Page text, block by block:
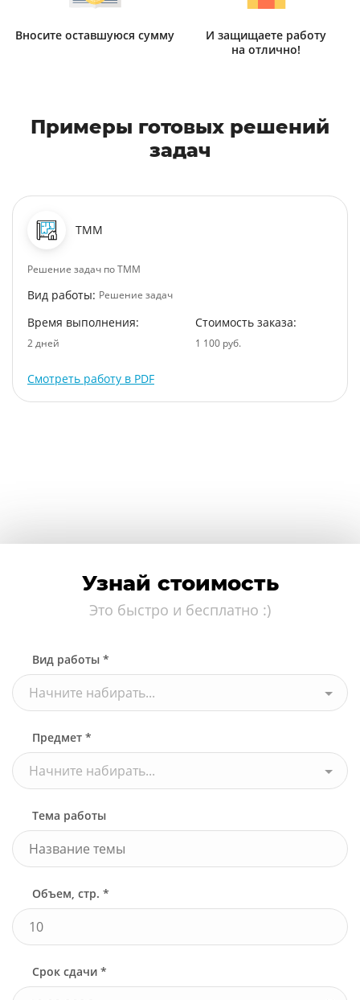
Вносите оставшуюся сумму
И защищаете работу
на отлично!
Примеры готовых решений
задач
ТММ
Решение задач по ТММ
Вид работы: Решение задач
Время выполнения:
2 дней
Стоимость заказа:
1 100 руб.
Смотреть работу в PDF
Узнай стоимость
Это быстро и бесплатно :)
Вид работы *
Начните набирать...
Предмет *
Начните набирать...
Тема работы
Объем, стр. *
Срок сдачи *